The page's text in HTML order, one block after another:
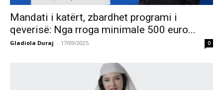
Mandati i katërt, zbardhet programi i
qeverisë: Nga rroga minimale 500 euro...
Gladiola Duraj - 17/09/2025 0